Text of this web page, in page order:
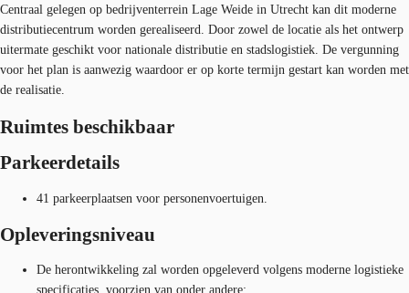
Centraal gelegen op bedrijventerrein Lage Weide in Utrecht kan dit moderne
distributiecentrum worden gerealiseerd. Door zowel de locatie als het ontwerp
uitermate geschikt voor nationale distributie en stadslogistiek. De vergunning
voor het plan is aanwezig waardoor er op korte termijn gestart kan worden met
de realisatie.
Ruimtes beschikbaar
Parkeerdetails
41 parkeerplaatsen voor personenvoertuigen.
Opleveringsniveau
De herontwikkeling zal worden opgeleverd volgens moderne logistieke
specificaties, voorzien van onder andere: